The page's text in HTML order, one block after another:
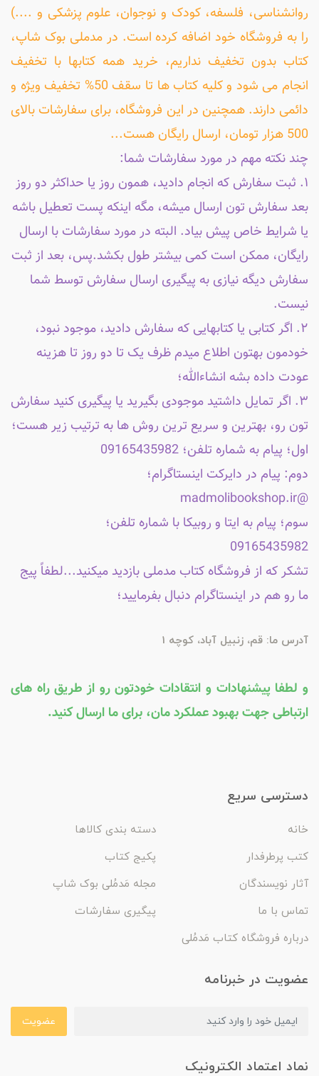
روانشناسی، فلسفه، کودک و نوجوان، علوم پزشکی و ....)
را به فروشگاه خود اضافه کرده است. در مدملی بوک شاپ،
کتاب بدون تخفیف نداریم، خرید همه کتابها با تخفیف
انجام می شود و کلیه کتاب ها تا سقف 50% تخفیف ویژه و
دائمی دارند. همچنین در این فروشگاه، برای سفارشات بالای
500 هزار تومان، ارسال رایگان هست...
چند نکته مهم در مورد سفارشات شما:
۱. ثبت سفارش که انجام دادید، همون روز یا حداکثر دو روز
بعد سفارش تون ارسال میشه، مگه اینکه پست تعطیل باشه
یا شرایط خاص پیش بیاد. البته در مورد سفارشات با ارسال
رایگان، ممکن است کمی بیشتر طول بکشد.پس، بعد از ثبت
سفارش دیگه نیازی به پیگیری ارسال سفارش توسط شما
نیست.
۲. اگر کتابی یا کتابهایی که سفارش دادید، موجود نبود،
خودمون بهتون اطلاع میدم ظرف یک تا دو روز تا هزینه
عودت داده بشه انشاءالله؛
۳. اگر تمایل داشتید موجودی بگیرید یا پیگیری کنید سفارش
تون رو، بهترین و سریع ترین روش ها به ترتیب زیر هست؛
اول؛ پیام به شماره تلفن؛ 09165435982
دوم: پیام در دایرکت اینستاگرام؛
@madmolibookshop.ir
سوم؛ پیام به ایتا و روبیکا با شماره تلفن؛
09165435982
تشکر که از فروشگاه کتاب مدملی بازدید میکنید...لطفاً پیج
ما رو هم در اینستاگرام دنبال بفرمایید؛
آدرس ما: قم، زنبیل آباد، کوچه 1
و لطفا پیشنهادات و انتقادات خودتون رو از طریق راه های
ارتباطی جهت بهبود عملکرد مان، برای ما ارسال کنید.
دسترسی سریع
خانه
دسته بندی کالاها
کتب پرطرفدار
پکیج کتاب
آثار نویسندگان
مجله مَدمُلی بوک شاپ
تماس با ما
پیگیری سفارشات
درباره فروشگاه کتاب مَدمُلی
عضویت در خبرنامه
عضویت
نماد اعتماد الکترونیک